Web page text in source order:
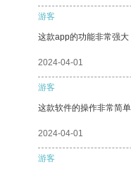
游客
这款app的功能非常强大
2024-04-01
游客
这款软件的操作非常简
2024-04-01
游客